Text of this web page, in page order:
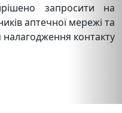
запросити на
аптечної мережі та
контакту